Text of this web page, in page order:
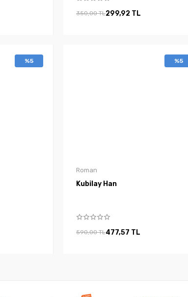
350,00 TL299,92 TL
%5 %5
Roman
Kubilay Han
590,00 TL477,57 TL